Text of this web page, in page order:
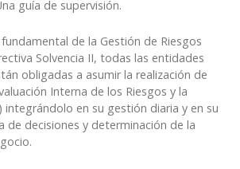
guía de supervisión.
de la Gestión de Riesgos
Solvencia II, todas las entidades
obligadas a asumir la realización de
Interna de los Riesgos y la
integrándolo en su gestión diaria y en su
de decisiones y determinación de la